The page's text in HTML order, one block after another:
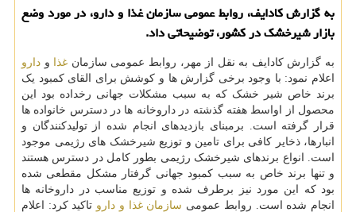
به گزارش کادایف، روابط عمومی سازمان غذا و دارو، در مورد وضع
بازار شیرخشک در کشور، توضیحاتی داد.
به گزارش کادایف به نقل از مهر، روابط عمومی سازمان غذا و دارو
اعلام نمود: با وجود برخی گزارش ها و کوشش برای القای کمبود یک
برند خاص شیر خشک که به سبب مشکلات جهانی رخداده بود این
محصول از اواسط هفته گذشته در داروخانه ها در دسترس خانواده ها
قرار گرفته است. برمبنای بازدیدهای انجام شده از تولیدکنندگان و
انبارها، ذخایر کافی برای تامین و توزیع شیرخشک های رژیمی موجود
است. انواع برندهای شیرخشک رژیمی بطور کامل در دسترس هستند
و تنها برند خاص به سبب کمبود جهانی گرفتار مشکل مقطعی شده
بود که این مورد نیز برطرف شده و توزیع مناسب در داروخانه ها
انجام شده است. روابط عمومی سازمان غذا و دارو تاکید کرد: اعلام